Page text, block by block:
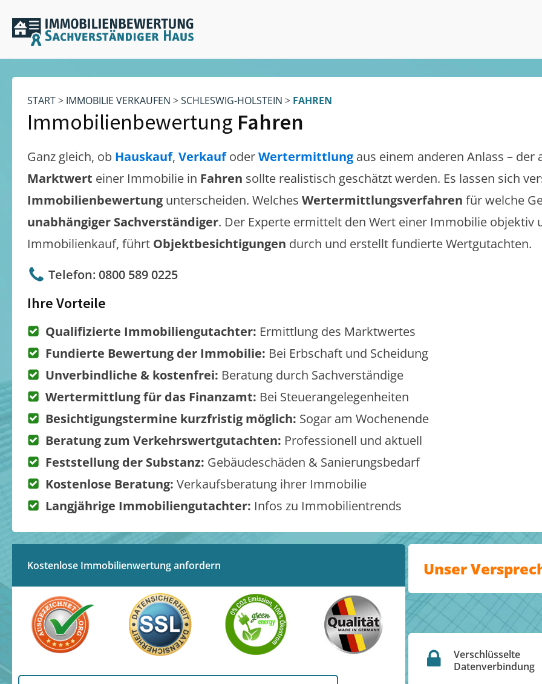
START> IMMOBILIE VERKAUFEN >SCHLESWIG-HOLSTEIN > FAHREN
Immobilienbewertung Fahren
Ganz gleich, ob Hauskauf, VerkaufoderWertermittlung aus einem anderen Anlass – der
Marktwert einer Immobilie in Fahren sollte realistisch geschätzt werden. Es lassen sich
Immobilienbewertung unterscheiden. Welches Wertermittlungsverfahren für welche
unabhängiger Sachverständiger. Der Experte ermittelt den Wert einer Immobilie objektiv
Immobilienkauf, führt Objektbesichtigungen durch und erstellt fundierte Wertgutachten.
Telefon: 0800 589 0225
Ihre Vorteile
Qualifizierte Immobiliengutachter: Ermittlung des Marktwertes
Fundierte Bewertung der Immobilie: Bei Erbschaft und Scheidung
Unverbindliche & kostenfrei: Beratung durch Sachverständige
Wertermittlung für das Finanzamt: Bei Steuerangelegenheiten
Besichtigungstermine kurzfristig möglich: Sogar am Wochenende
Beratung zum Verkehrswertgutachten: Professionell und aktuell
Feststellung der Substanz: Gebäudeschäden & Sanierungsbedarf
Kostenlose Beratung: Verkaufsberatung ihrer Immobilie
Langjährige Immobiliengutachter: Infos zu Immobilientrends
Kostenlose Immobilienwertung anfordern Unser
Verschlüsselte
Datenverbindung